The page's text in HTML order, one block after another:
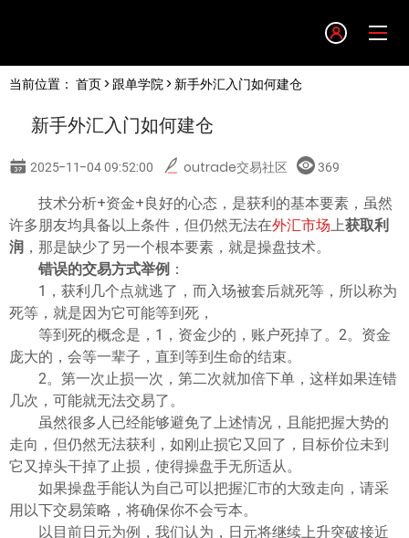
English
繁體中文
한글
日本語
Tiếng việt
ไทย
当前位置： 首页> 跟单学院> 新手外汇入门如何建仓
新手外汇入门如何建仓
2025-11-04 09:52:00 outrade交易社区 369
技术分析+资金+良好的心态，是获利的基本要素，虽然
许多朋友均具备以上条件，但仍然无法在外汇市场上获取利
润 ，那是缺少了另一个根本要素，就是操盘技术。
错误的交易方式举例 ：
1，获利几个点就逃了，而入场被套后就死等，所以称为
死等，就是因为它可能等到死，
等到死的概念是，1，资金少的，账户死掉了。2。资金
庞大的，会等一辈子，直到等到生命的结束。
2。第一次止损一次，第二次就加倍下单，这样如果连错
几次，可能就无法交易了。
虽然很多人已经能够避免了上述情况，且能把握大势的
走向，但仍然无法获利，如刚止损它又回了，目标价位未到
它又掉头干掉了止损，使得操盘手无所适从。
如果操盘手能认为自己可以把握汇市的大致走向，请采
用以下交易策略，将确保你不会亏本。
以目前日元为例，我们认为，日元将继续上升突破接近